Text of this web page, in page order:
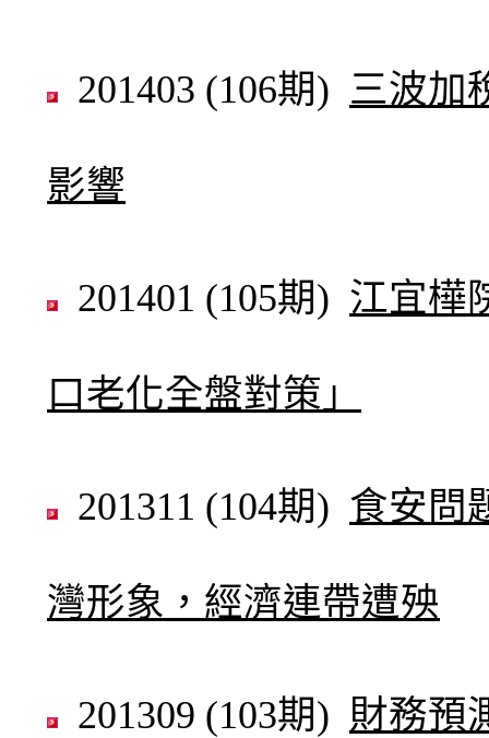
201403 (106期) 三波加
影響
201401 (105期) 江宜樺
口老化全盤對策」
201311 (104期) 食安問
灣形象，經濟連帶遭殃
201309 (103期) 財務預